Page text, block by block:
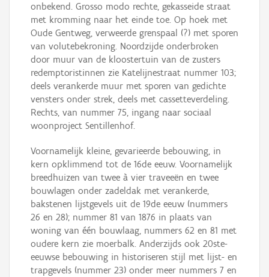
onbekend. Grosso modo rechte, gekasseide straat
met kromming naar het einde toe. Op hoek met
Oude Gentweg, verweerde grenspaal (?) met sporen
van volutebekroning. Noordzijde onderbroken
door muur van de kloostertuin van de zusters
redemptoristinnen zie Katelijnestraat nummer 103;
deels verankerde muur met sporen van gedichte
vensters onder strek, deels met cassetteverdeling.
Rechts, van nummer 75, ingang naar sociaal
woonproject Sentillenhof.
Voornamelijk kleine, gevarieerde bebouwing, in
kern opklimmend tot de 16de eeuw. Voornamelijk
breedhuizen van twee à vier traveeën en twee
bouwlagen onder zadeldak met verankerde,
bakstenen lijstgevels uit de 19de eeuw (nummers
26 en 28); nummer 81 van 1876 in plaats van
woning van één bouwlaag, nummers 62 en 81 met
oudere kern zie moerbalk. Anderzijds ook 20ste-
eeuwse bebouwing in historiseren stijl met lijst- en
trapgevels (nummer 23) onder meer nummers 7 en